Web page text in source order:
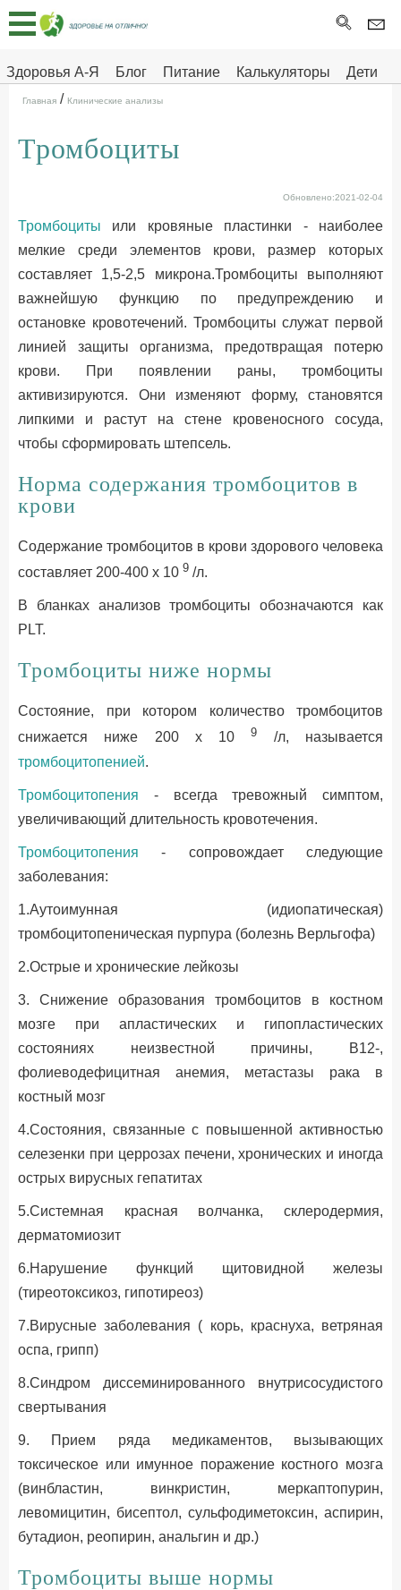
Здоровья А-Я Блог Питание Калькуляторы
Дети
Здоровье на отлично
Главная
Тесты
Про
ДЕТЯМ
Главная / Клинические анализы
Тромбоциты
Обновлено:2021-02-04
Тромбоциты или кровяные пластинки - наиболее
мелкие среди элементов крови, размер которых
составляет 1,5-2,5 микрона.Тромбоциты выполняют
важнейшую функцию по предупреждению и
остановке кровотечений. Тромбоциты служат первой
линией защиты организма, предотвращая потерю
крови. При появлении раны, тромбоциты
активизируются. Они изменяют форму, становятся
липкими и растут на стене кровеносного сосуда,
чтобы сформировать штепсель.
Норма содержания тромбоцитов в
крови
Содержание тромбоцитов в крови здорового человека
составляет 200-400 x 10 9 /л.
В бланках анализов тромбоциты обозначаются как
PLT.
Тромбоциты ниже нормы
Состояние, при котором количество тромбоцитов
снижается ниже 200 x 10 9 /л, называется
тромбоцитопенией.
Тромбоцитопения - всегда тревожный симптом,
увеличивающий длительность кровотечения.
Тромбоцитопения - сопровождает следующие
заболевания:
1.Аутоимунная (идиопатическая)
тромбоцитопеническая пурпура (болезнь Верльгофа)
2.Острые и хронические лейкозы
3. Снижение образования тромбоцитов в костном
мозге при апластических и гипопластических
состояниях неизвестной причины, В12-,
фолиеводефицитная анемия, метастазы рака в
костный мозг
4.Состояния, связанные с повышенной активностью
селезенки при церрозах печени, хронических и иногда
острых вирусных гепатитах
5.Системная красная волчанка, склеродермия,
дерматомиозит
6.Нарушение функций щитовидной железы
(тиреотоксикоз, гипотиреоз)
7.Вирусные заболевания ( корь, краснуха, ветряная
оспа, грипп)
8.Синдром диссеминированного внутрисосудистого
свертывания
9. Прием ряда медикаментов, вызывающих
токсическое или имунное поражение костного мозга
(винбластин, винкристин, меркаптопурин,
левомицитин, бисептол, сульфодиметоксин, аспирин,
бутадион, реопирин, анальгин и др.)
Тромбоциты выше нормы